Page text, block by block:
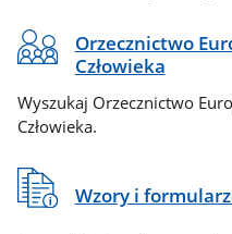
Orzecznictwo
Człowieka
Wyszukaj Orzecznictwo
Człowieka.
Wzory i